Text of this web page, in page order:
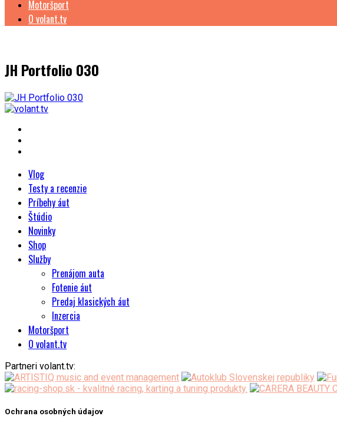
Motoršport
O volant.tv
JH Portfolio 030
Vlog
Testy a recenzie
Príbehy áut
Štúdio
Novinky
Shop
Služby
Prenájom auta
Fotenie áut
Predaj klasických áut
Inzercia
Motoršport
O volant.tv
Partneri volant.tv:
Ochrana osobných údajov